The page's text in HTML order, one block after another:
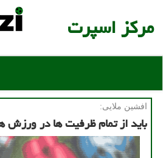
مركز اسپرت
افشین ملایی:
باید از تمام ظرفیت ها در ورزش